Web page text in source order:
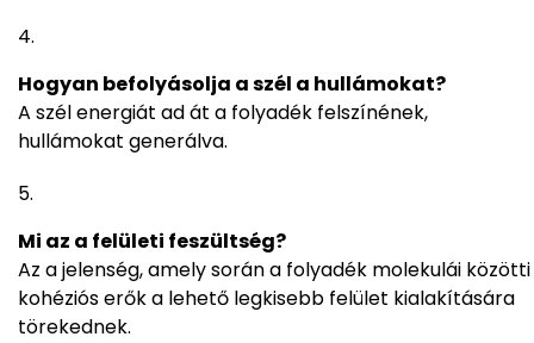
Hogyan befolyásolja a szél a hullámokat?
A szél energiát ad át a folyadék felszínének,
hullámokat generálva.
Mi az a felületi feszültség?
Az a jelenség, amely során a folyadék molekulái közötti
kohéziós erők a lehető legkisebb felület kialakítására
törekednek.